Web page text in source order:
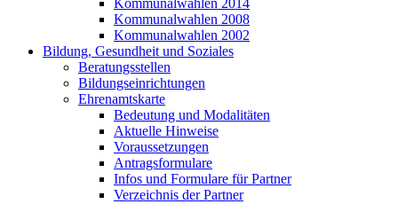
Kommunalwahlen 2014
Kommunalwahlen 2008
Kommunalwahlen 2002
Bildung, Gesundheit und Soziales
Beratungsstellen
Bildungseinrichtungen
Ehrenamtskarte
Bedeutung und Modalitäten
Aktuelle Hinweise
Voraussetzungen
Antragsformulare
Infos und Formulare für Partner
Verzeichnis der Partner